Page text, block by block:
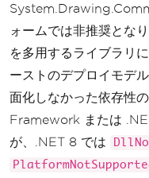
ォームでは非推奨とな
を多用するライブラリ
ーストのデプロイモデ
面化しなかった依存性
Framework または
が、.NET 8 では